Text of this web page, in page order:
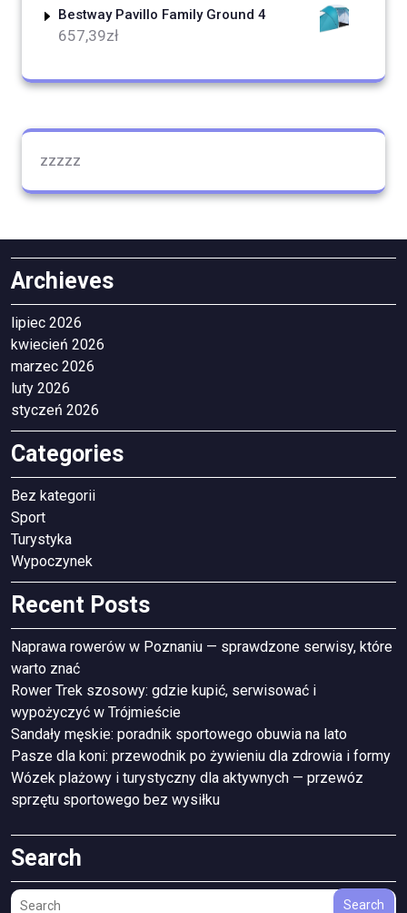
Bestway Pavillo Family Ground 4
657,39zł
zzzzz
Archieves
lipiec 2026
kwiecień 2026
marzec 2026
luty 2026
styczeń 2026
Categories
Bez kategorii
Sport
Turystyka
Wypoczynek
Recent Posts
Naprawa rowerów w Poznaniu — sprawdzone serwisy, które
warto znać
Rower Trek szosowy: gdzie kupić, serwisować i
wypożyczyć w Trójmieście
Sandały męskie: poradnik sportowego obuwia na lato
Pasze dla koni: przewodnik po żywieniu dla zdrowia i formy
Wózek plażowy i turystyczny dla aktywnych — przewóz
sprzętu sportowego bez wysiłku
Search
Search